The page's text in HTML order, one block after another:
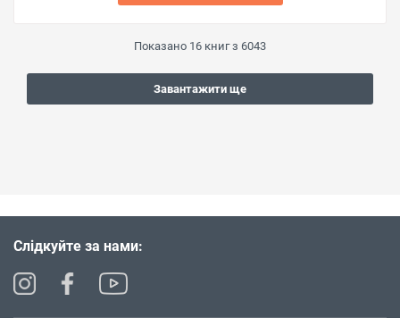
Показано 16 книг з 6043
Завантажити ще
Слідкуйте за нами: